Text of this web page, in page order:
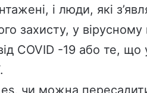
, і люди, які
захисту, у
COVID -19 або те, що
чи можна